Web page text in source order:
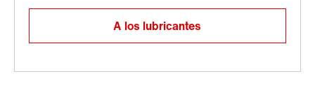
A los lubricantes